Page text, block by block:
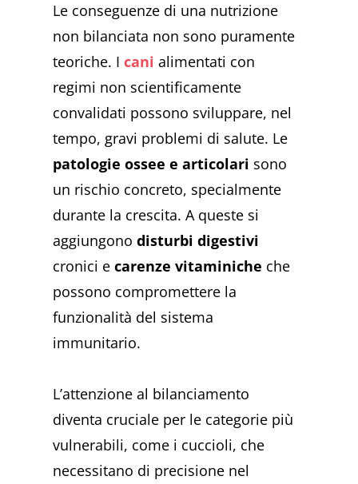
Le conseguenze di una nutrizione
non bilanciata non sono puramente
teoriche. Icani alimentati con
regimi non scientificamente
convalidati possono sviluppare, nel
tempo, gravi problemi di salute. Le
patologie ossee e articolari sono
un rischio concreto, specialmente
durante la crescita. A queste si
aggiungonodisturbi digestivi
cronici ecarenze vitaminiche che
possono compromettere la
funzionalità del sistema
immunitario.
L’attenzione al bilanciamento
diventa cruciale per le categorie più
vulnerabili, come i cuccioli, che
necessitano di precisione nel